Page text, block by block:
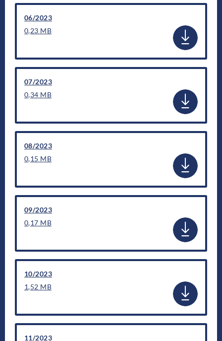
06/2023
0,23 MB
07/2023
0,34 MB
08/2023
0,15 MB
09/2023
0,17 MB
10/2023
1,52 MB
11/2023